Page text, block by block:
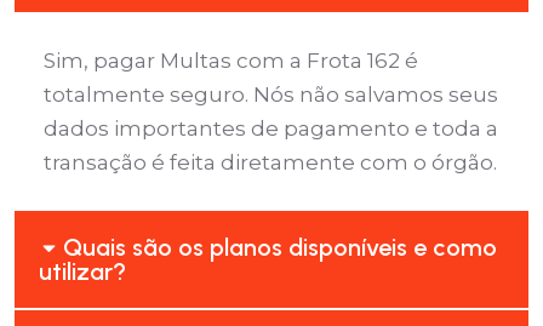
Sim, pagar Multas com a Frota 162 é
totalmente seguro. Nós não salvamos seus
dados importantes de pagamento e toda a
transação é feita diretamente com o órgão.
Quais são os planos disponíveis e como
utilizar?